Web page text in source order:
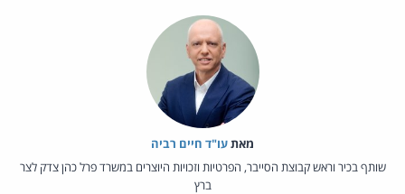
מאת‏עו"ד חיים רביה
שותף בכיר וראש קבוצת הסייבר, הפרטיות וזכויות היוצרים במשרד פרל כהן צדק לצר
ברץ